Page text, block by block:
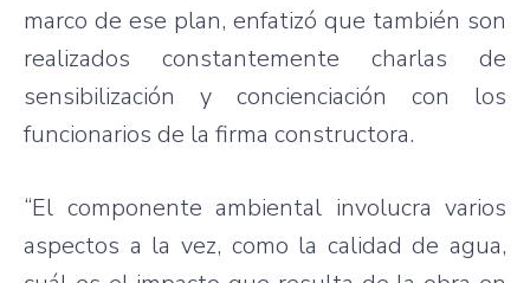
marco de ese plan, enfatizó que también son
realizados constantemente charlas de
sensibilización y concienciación con los
funcionarios de la firma constructora.
“El componente ambiental involucra varios
aspectos a la vez, como la calidad de agua,